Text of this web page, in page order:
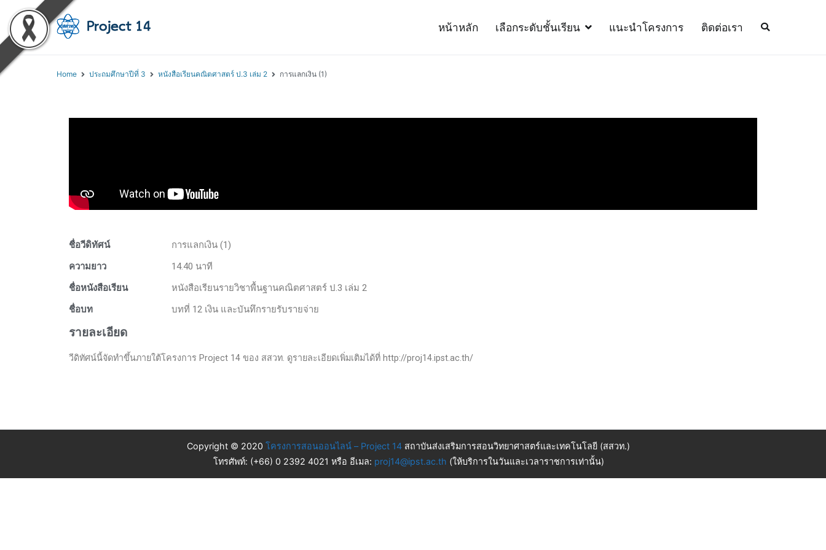
หน้าหลัก เลือกระดับชั้นเรียน แนะนำโครงการ ติดต่อเรา
Home ประถมศึกษาปีที่ 3 หนังสือเรียนคณิตศาสตร์ ป.3 เล่ม 2 การแลกเงิน (1)
ชื่อวีดิทัศน์
การแลกเงิน (1)
ความยาว
14.40 นาที
ชื่อหนังสือเรียน
หนังสือเรียนรายวิชาพื้นฐานคณิตศาสตร์ ป.3 เล่ม 2
ชื่อบท
บทที่ 12 เงิน และบันทึกรายรับรายจ่าย
รายละเอียด
วีดิทัศน์นี้จัดทำขึ้นภายใต้โครงการ Project 14 ของ สสวท. ดูรายละเอียดเพิ่มเติมได้ที่ http://proj14.ipst.ac.th/
Copyright © 2020 โครงการสอนออนไลน์ – Project 14 สถาบันส่งเสริมการสอนวิทยาศาสตร์และเทคโนโลยี (สสวท.)
โทรศัพท์: (+66) 0 2392 4021 หรือ อีเมล: proj14@ipst.ac.th (ให้บริการในวันและเวลาราชการเท่านั้น)